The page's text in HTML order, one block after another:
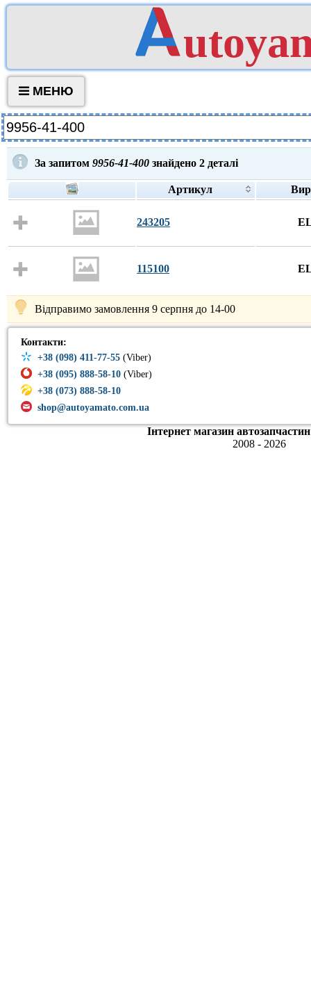
МЕНЮ
За запитом 9956-41-400 знайдено 2 деталі
Артикул
243205
115100
Відправимо замовлення 9 серпня до 14-00
Контакти:
+38 (098) 411-77-55 (Viber)
+38 (095) 888-58-10 (Viber)
+38 (073) 888-58-10
shop@autoyamato.com.ua
Інтернет магазин
2008 - 2026